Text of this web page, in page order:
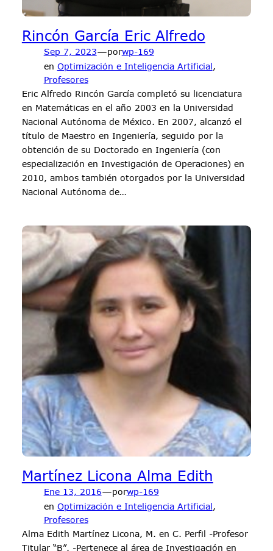
Rincón García Eric Alfredo
Sep 7, 2023—porwp-169
en Optimización e Inteligencia Artificial
Profesores
Eric Alfredo Rincón García completó su licenciatura
en Matemáticas en el año 2003 en la Universidad
Nacional Autónoma de México. En 2007, alcanzó el
título de Maestro en Ingeniería, seguido por la
obtención de su Doctorado en Ingeniería (con
especialización en Investigación de Operaciones) en
2010, ambos también otorgados por la Universidad
Nacional Autónoma de…
Martínez Licona Alma Edith
Ene 13, 2016—porwp-169
en Optimización e Inteligencia Artificial
Profesores
Alma Edith Martínez Licona, M. en C. Perfil -Profesor
Titular “B”. -Pertenece al área de Investigación en